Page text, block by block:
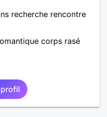
recherche rencontre
corps rasé